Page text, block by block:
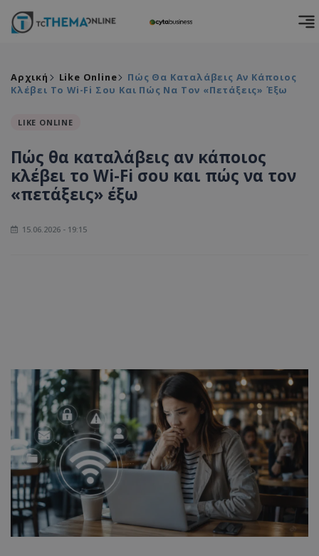
Αρχική Like Online
Πώς Θα Καταλάβεις Αν Κάποιος
Κλέβει Το Wi-Fi Σου Και Πώς Να Τον «πετάξεις» Έξω
LIKE ONLINE
Πώς θα καταλάβεις αν κάποιος
κλέβει το Wi-Fi σου και πώς να τον
«πετάξεις» έξω
15.06.2026 - 19:15